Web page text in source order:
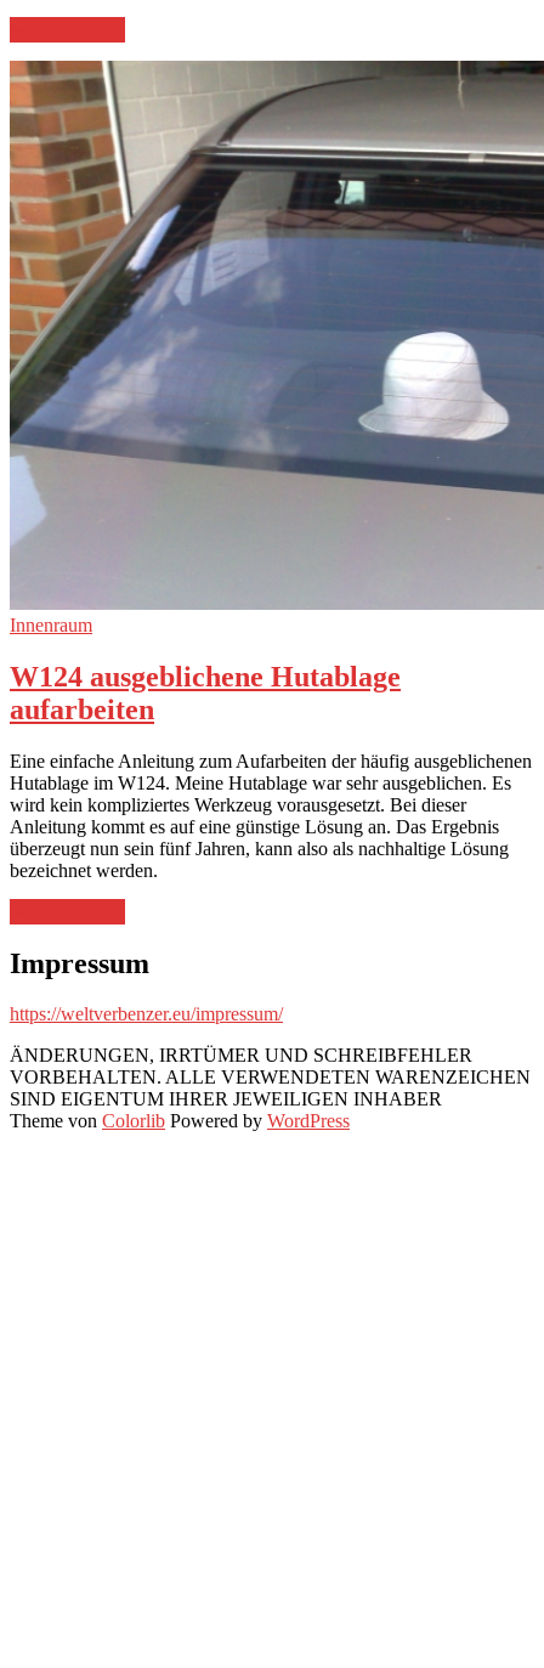
–
lackieren“
Innenraum
W124 ausgeblichene Hutablage
aufarbeiten
Eine einfache Anleitung zum Aufarbeiten der häufig ausgeblichenen
Hutablage im W124. Meine Hutablage war sehr ausgeblichen. Es
wird kein kompliziertes Werkzeug vorausgesetzt. Bei dieser
Anleitung kommt es auf eine günstige Lösung an. Das Ergebnis
überzeugt nun sein fünf Jahren, kann also als nachhaltige Lösung
bezeichnet werden.
Hutablage
aufarbeiten“
Impressum
https://weltverbenzer.eu/impressum/
ÄNDERUNGEN, IRRTÜMER UND SCHREIBFEHLER
VORBEHALTEN. ALLE VERWENDETEN WARENZEICHEN
SIND EIGENTUM IHRER JEWEILIGEN INHABER
Theme von Colorlib Powered by WordPress